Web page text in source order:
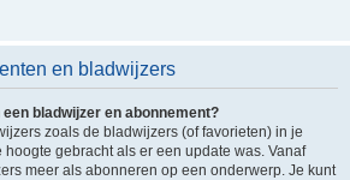
en bladwijzers
bladwijzer en abonnement?
zoals de bladwijzers (of favorieten) in je
hoogte gebracht als er een update was. Vanaf
meer als abonneren op een onderwerp. Je kunt